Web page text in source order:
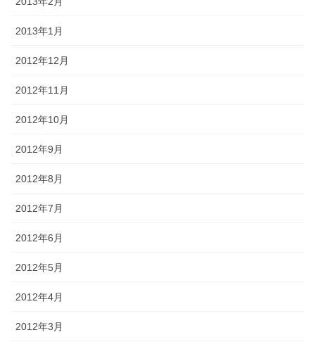
2013年1月
2012年12月
2012年11月
2012年10月
2012年9月
2012年8月
2012年7月
2012年6月
2012年5月
2012年4月
2012年3月